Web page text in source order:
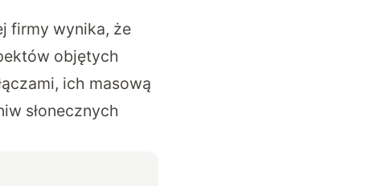
firmy wynika, że
objętych
ich masową
słonecznych